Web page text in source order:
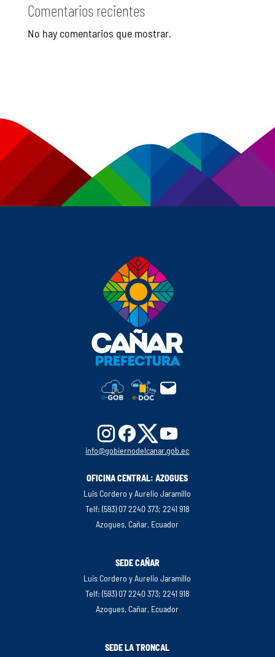
Comentarios recientes
No hay comentarios que mostrar.
info@gobiernodelcanar.gob.ec
OFICINA CENTRAL: AZOGUES
Luis Cordero y Aurelio Jaramillo
Telf: (593) 07 2240 373; 2241 918
Azogues, Cañar, Ecuador
SEDE CAÑAR
Luis Cordero y Aurelio Jaramillo
Telf: (593) 07 2240 373; 2241 918
Azogues, Cañar, Ecuador
SEDE LA TRONCAL